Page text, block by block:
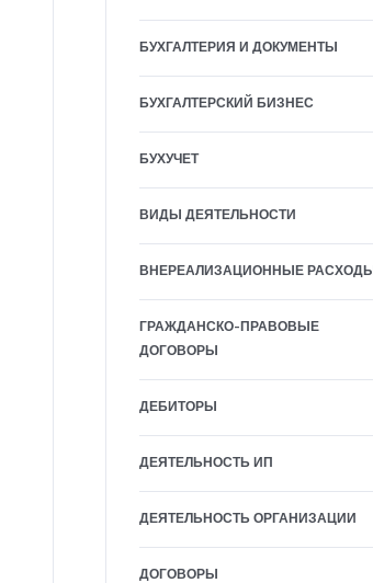
БУХГАЛТЕРИЯ И ДОКУМЕНТЫ
БУХГАЛТЕРСКИЙ БИЗНЕС
БУХУЧЕТ
ВИДЫ ДЕЯТЕЛЬНОСТИ
ВНЕРЕАЛИЗАЦИОННЫЕ РАСХОДЫ
ГРАЖДАНСКО-ПРАВОВЫЕ
ДОГОВОРЫ
ДЕБИТОРЫ
ДЕЯТЕЛЬНОСТЬ ИП
ДЕЯТЕЛЬНОСТЬ ОРГАНИЗАЦИИ
ДОГОВОРЫ